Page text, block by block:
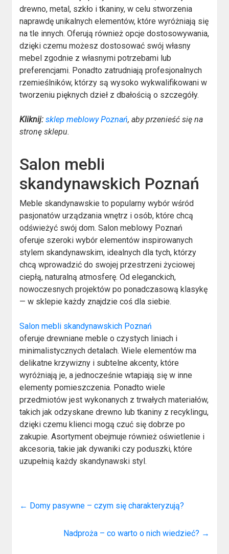
drewno, metal, szkło i tkaniny, w celu stworzenia
naprawdę unikalnych elementów, które wyróżniają się
na tle innych. Oferują również opcje dostosowywania,
dzięki czemu możesz dostosować swój własny
mebel zgodnie z własnymi potrzebami lub
preferencjami. Ponadto zatrudniają profesjonalnych
rzemieślników, którzy są wysoko wykwalifikowani w
tworzeniu pięknych dzieł z dbałością o szczegóły.
Kliknij: sklep meblowy Poznań, aby przenieść się na
stronę sklepu.
Salon mebli
skandynawskich Poznań
Meble skandynawskie to popularny wybór wśród
pasjonatów urządzania wnętrz i osób, które chcą
odświeżyć swój dom. Salon meblowy Poznań
oferuje szeroki wybór elementów inspirowanych
stylem skandynawskim, idealnych dla tych, którzy
chcą wprowadzić do swojej przestrzeni życiowej
ciepłą, naturalną atmosferę. Od eleganckich,
nowoczesnych projektów po ponadczasową klasykę
— w sklepie każdy znajdzie coś dla siebie.
Salon mebli skandynawskich Poznań
oferuje drewniane meble o czystych liniach i
minimalistycznych detalach. Wiele elementów ma
delikatne krzywizny i subtelne akcenty, które
wyróżniają je, a jednocześnie wtapiają się w inne
elementy pomieszczenia. Ponadto wiele
przedmiotów jest wykonanych z trwałych materiałów,
takich jak odzyskane drewno lub tkaniny z recyklingu,
dzięki czemu klienci mogą czuć się dobrze po
zakupie. Asortyment obejmuje również oświetlenie i
akcesoria, takie jak dywaniki czy poduszki, które
uzupełnią każdy skandynawski styl.
← Domy pasywne – czym się charakteryzują?
Nadproża – co warto o nich wiedzieć? →